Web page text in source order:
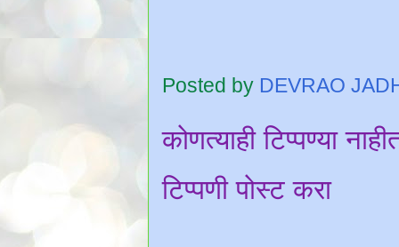
Posted by DEVRAO
कोणत्याही टिप्पण्‍या
टिप्पणी पोस्ट करा